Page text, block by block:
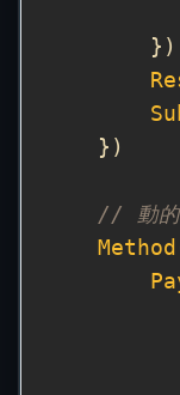
// 動的
Method